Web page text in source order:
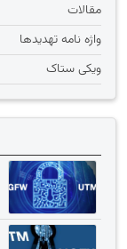
مقالات
واژه نامه تهديدها
ویکی ستاک